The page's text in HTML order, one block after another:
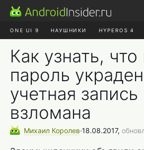
ONE UI 9 НАУШНИКИ HYPEROS 4
Как узнать,
пароль
учетная запись
взломана
Михаил Королев∙18.08.2017,